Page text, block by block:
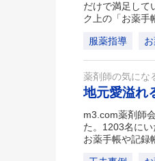
だけで満足して
ク上の「お薬手
服薬指導
薬剤師の気にな
地元愛溢れ
m3.com薬剤師
た。1203名に
お薬手帳や記録